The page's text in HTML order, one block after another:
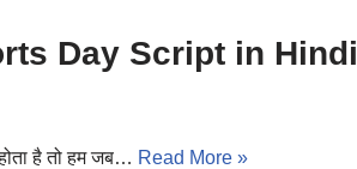
Day Script in Hindi
है तो हम जब… Read More »